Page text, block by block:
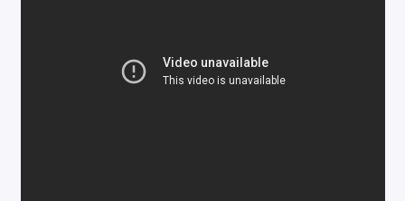
Ремонт мобильных телефонов